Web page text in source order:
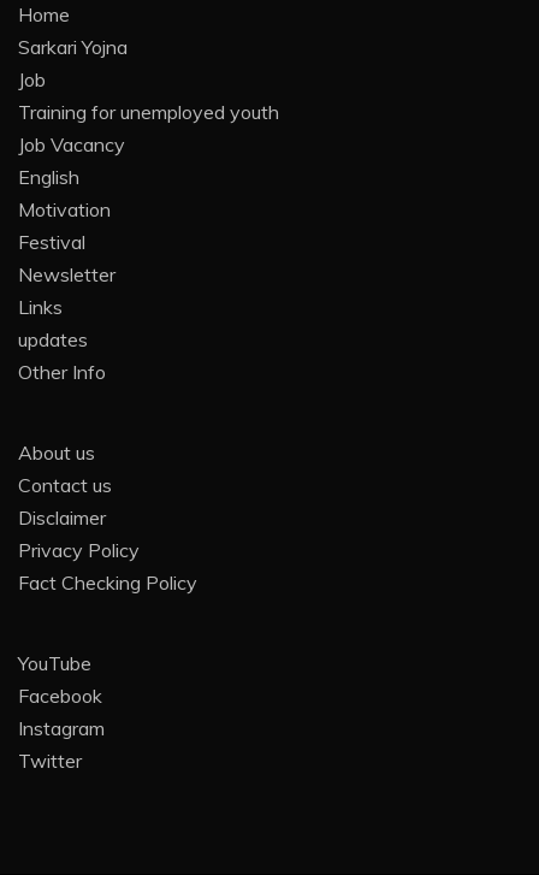
Home
Sarkari Yojna
Job
Training for unemployed youth
Job Vacancy
English
Motivation
Festival
Newsletter
Links
updates
Other Info
About us
Contact us
Disclaimer
Privacy Policy
Fact Checking Policy
YouTube
Facebook
Instagram
Twitter